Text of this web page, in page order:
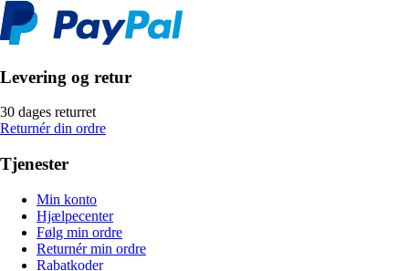
Levering og retur
30 dages returret
Returnér din ordre
Tjenester
Min konto
Hjælpecenter
Følg min ordre
Returnér min ordre
Rabatkoder